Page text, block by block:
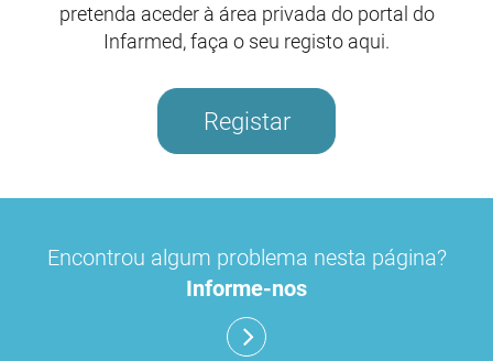
pretenda aceder à área privada do portal do
Infarmed, faça o seu registo aqui.
Registar
Encontrou algum problema nesta página?
Informe-nos